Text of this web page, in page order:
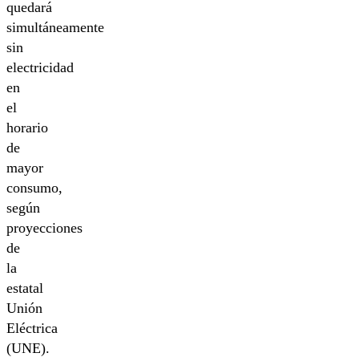
quedará
simultáneamente
sin
electricidad
en
el
horario
de
mayor
consumo,
según
proyecciones
de
la
estatal
Unión
Eléctrica
(UNE).